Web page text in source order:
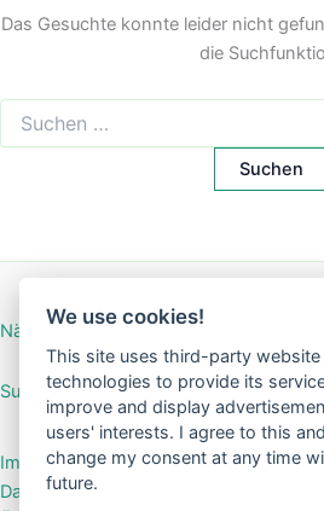
Das Gesuchte konnte leider nicht
die
nach:
Nähanleitung Mini-Börse
SuGar Design Shop
Impressum
Datenschutzerklärung
We use cookies!
This site uses third-party website
technologies to provide its
improve and display
users' interests. I agree to this
change my consent at any time
future.